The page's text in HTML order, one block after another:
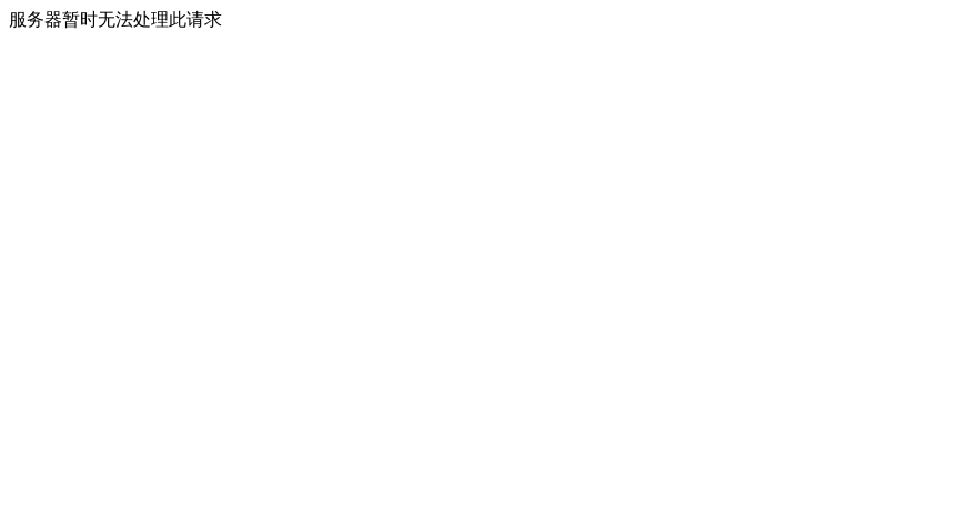
服务器暂时无法处理此请求